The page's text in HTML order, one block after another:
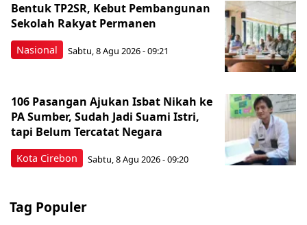
Nasional
Bentuk TP2SR, Kebut Pembangunan
Sekolah Rakyat Permanen
Sabtu, 8 Agu 2026 - 09:21
Kota Cirebon
106 Pasangan Ajukan Isbat Nikah ke
PA Sumber, Sudah Jadi Suami Istri,
tapi Belum Tercatat Negara
Sabtu, 8 Agu 2026 - 09:20
Tag Populer